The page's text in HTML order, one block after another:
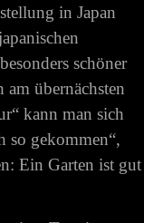
in Japan
schöner
übernächsten
kann man sich
so gekommen“,
Ein Garten ist gut